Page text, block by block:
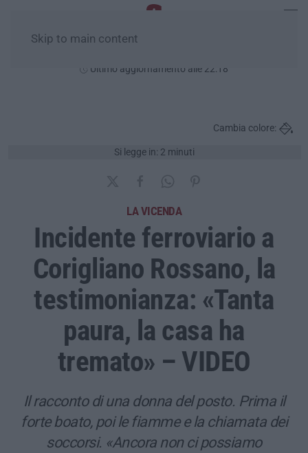
Skip to main content
Ultimo aggiornamento alle 22:18
Si legge in: 2 minuti
Cambia colore:
LA VICENDA
Incidente ferroviario a
Corigliano Rossano, la
testimonianza: «Tanta
paura, la casa ha
tremato» – VIDEO
Il racconto di una donna del posto. Prima il
forte boato, poi le fiamme e la chiamata dei
soccorsi. «Ancora non ci possiamo